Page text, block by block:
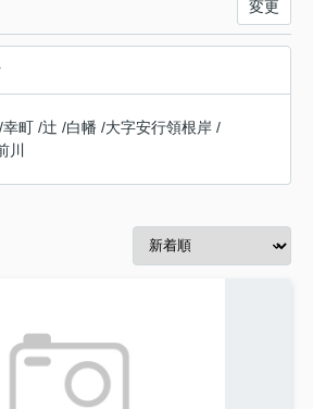
変更
/幸町 /辻 /白幡 /大字安行領根岸 /
川